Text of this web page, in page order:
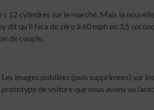
12 cylindres sur le marché. Mais la
qu’il fera de zéro à 60 mph en 3,5
de couple.
images publiées (puis supprimées) sur
de voiture que nous avons vu